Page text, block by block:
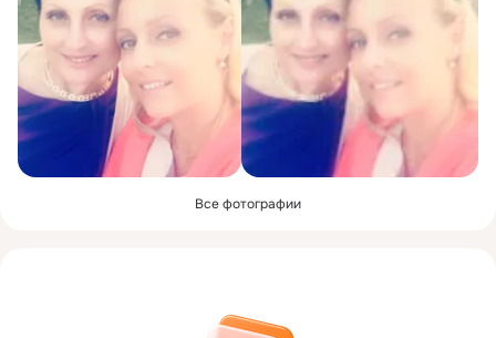
Все фотографии